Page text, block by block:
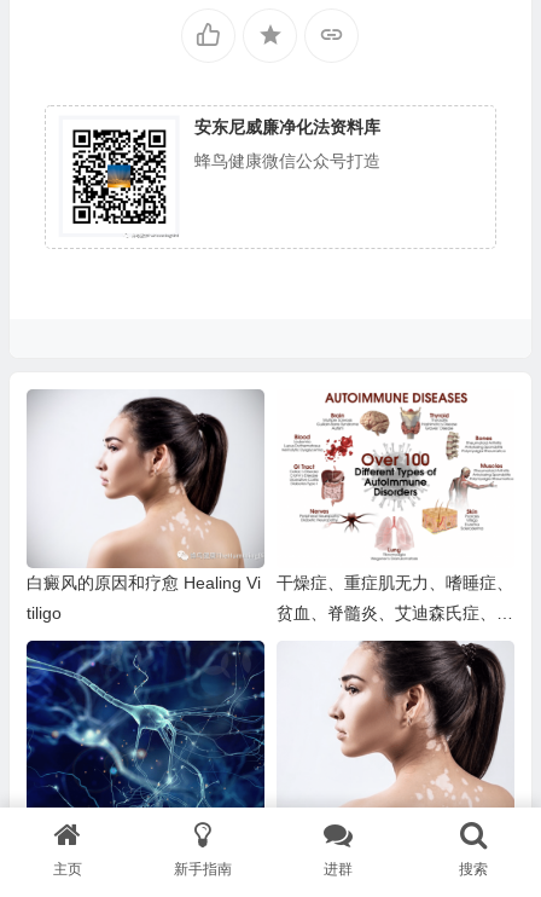
安东尼威廉净化法资料库
蜂鸟健康微信公众号打造
白癜风的原因和疗愈 Healing Vi
tiligo
干燥症、重症肌无力、嗜睡症、
贫血、脊髓炎、艾迪森氏症、格
林巴利症、结节病（肉芽肿）、
多发性硬化症 白癜风
主页 新手指南 进群 搜索